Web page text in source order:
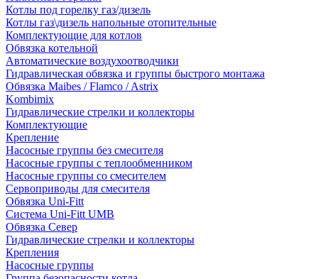
Котлы под горелку газ/дизель
Котлы газ\дизель напольные отопительные
Комплектующие для котлов
Обвязка котельной
Автоматические воздухоотводчики
Гидравлическая обвязка и группы быстрого монтажа
Обвязка Maibes / Flamco / Astrix
Kombimix
Гидравлические стрелки и коллекторы
Комплектующие
Крепление
Насосные группы без смесителя
Насосные группы с теплообменником
Насосные группы со смесителем
Сервоприводы для смесителя
Обвязка Uni-Fitt
Система Uni-Fitt UMB
Обвязка Север
Гидравлические стрелки и коллекторы
Крепления
Насосные группы